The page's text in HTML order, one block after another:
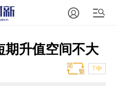
期升值空间不大
T中